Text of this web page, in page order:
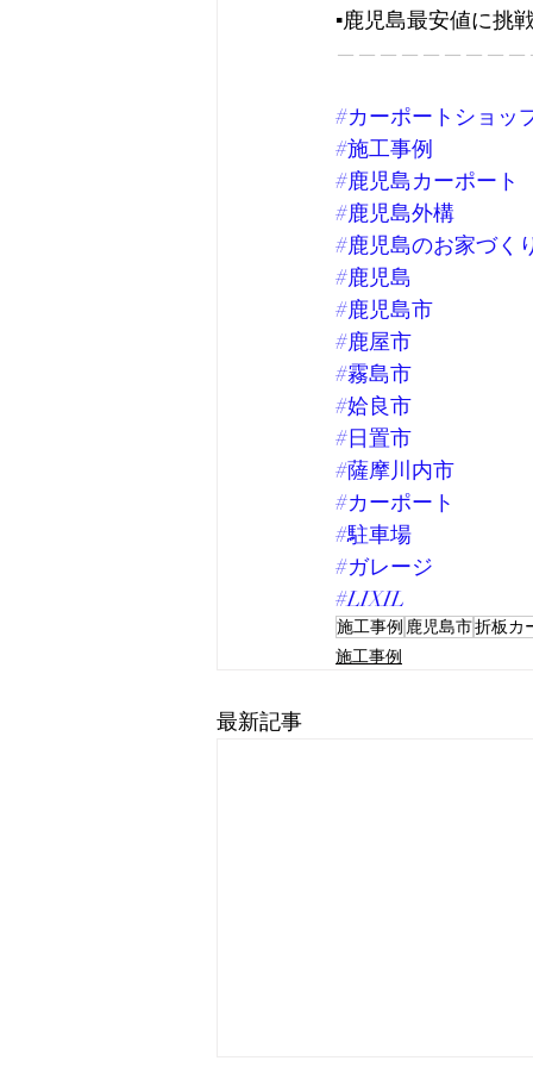
▪️鹿児島最安値に挑
#カーポートショッ
#施工事例
#鹿児島カーポート
#鹿児島外構
#鹿児島のお家づく
#鹿児島
#鹿児島市
#鹿屋市
#霧島市
#姶良市
#日置市
#薩摩川内市
#カーポート
#駐車場
#ガレージ
#LIXIL
施工事例 鹿児島市折板カ
施工事例
最新記事